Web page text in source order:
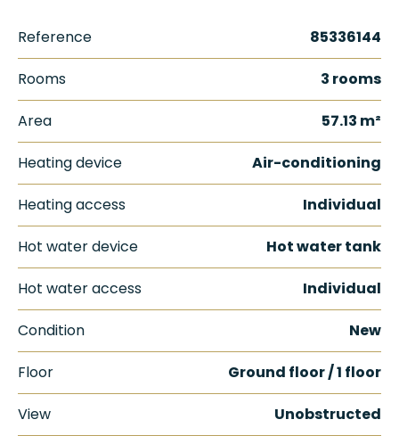
Reference 85336144
Rooms 3 rooms
Area 57.13 m²
Heating device Air-conditioning
Heating access Individual
Hot water device Hot water tank
Hot water access Individual
Condition New
Floor Ground floor / 1 floor
View Unobstructed